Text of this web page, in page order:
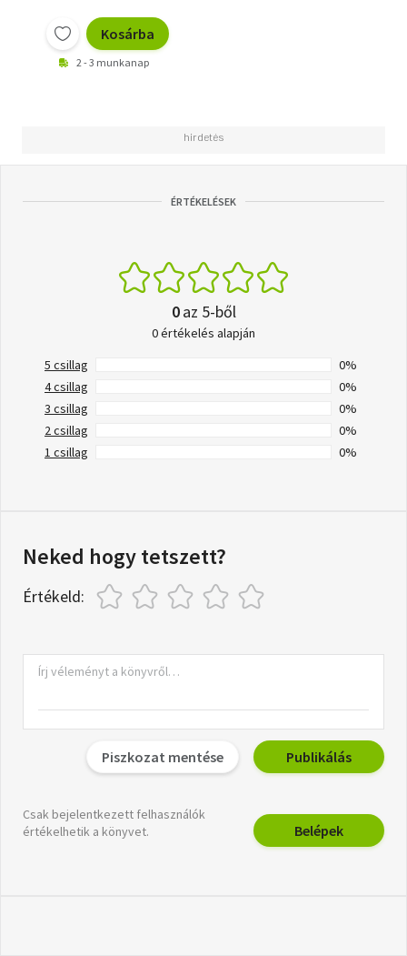
Kosárba
2 - 3 munkanap
ÉRTÉKELÉSEK
0az 5-ből
0 értékelés alapján
5 csillag
0%
4 csillag
0%
3 csillag
0%
2 csillag
0%
1 csillag
0%
Neked hogy tetszett?
Értékeld:
Piszkozat mentése Publikálás
Csak bejelentkezett felhasználók
értékelhetik a könyvet.
Belépek